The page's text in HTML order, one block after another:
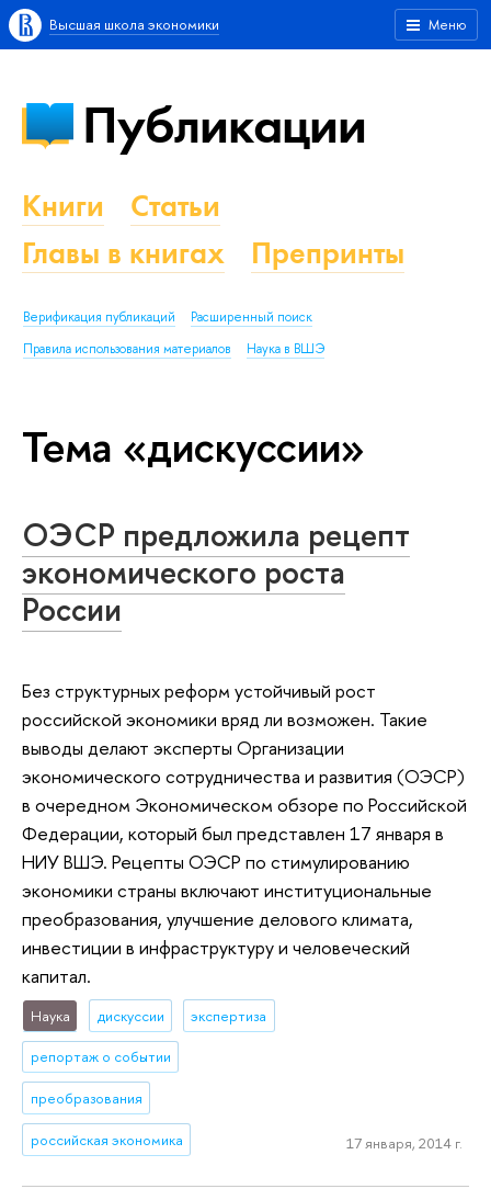
Меню
Высшая школа экономики
Публикации
Книги
Статьи
Главы в книгах
Препринты
Верификация публикаций
Расширенный поиск
Правила использования материалов
Наука в ВШЭ
Тема «дискуссии»
ОЭСР предложила рецепт
экономического роста
России
Без структурных реформ устойчивый рост
российской экономики вряд ли возможен. Такие
выводы делают эксперты Организации
экономического сотрудничества и развития (ОЭСР)
в очередном Экономическом обзоре по Российской
Федерации, который был представлен 17 января в
НИУ ВШЭ. Рецепты ОЭСР по стимулированию
экономики страны включают институциональные
преобразования, улучшение делового климата,
инвестиции в инфраструктуру и человеческий
капитал.
Наука дискуссии экспертиза
репортаж о событии
преобразования
российская экономика 17 января, 2014 г.